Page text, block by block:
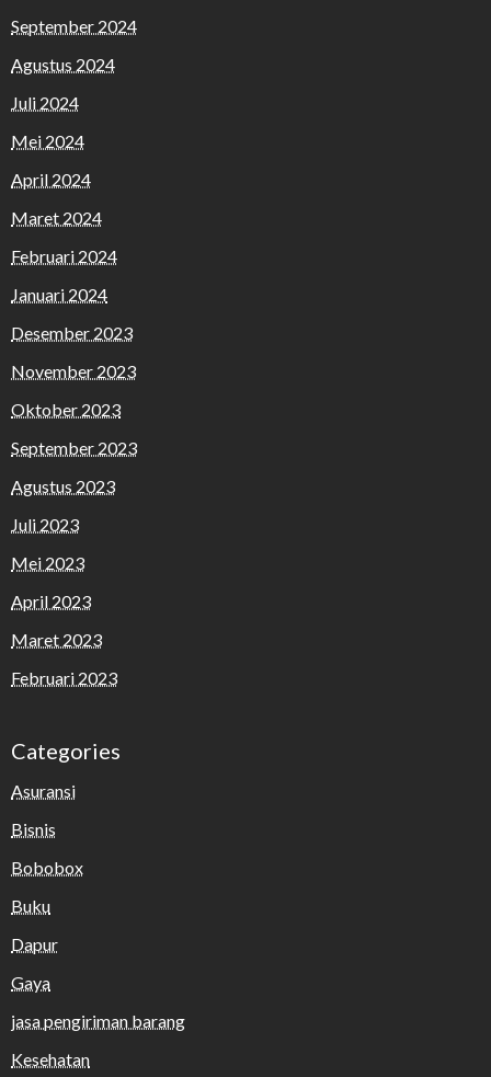
September 2024
Agustus 2024
Juli 2024
Mei 2024
April 2024
Maret 2024
Februari 2024
Januari 2024
Desember 2023
November 2023
Oktober 2023
September 2023
Agustus 2023
Juli 2023
Mei 2023
April 2023
Maret 2023
Februari 2023
Categories
Asuransi
Bisnis
Bobobox
Buku
Dapur
Gaya
jasa pengiriman barang
Kesehatan